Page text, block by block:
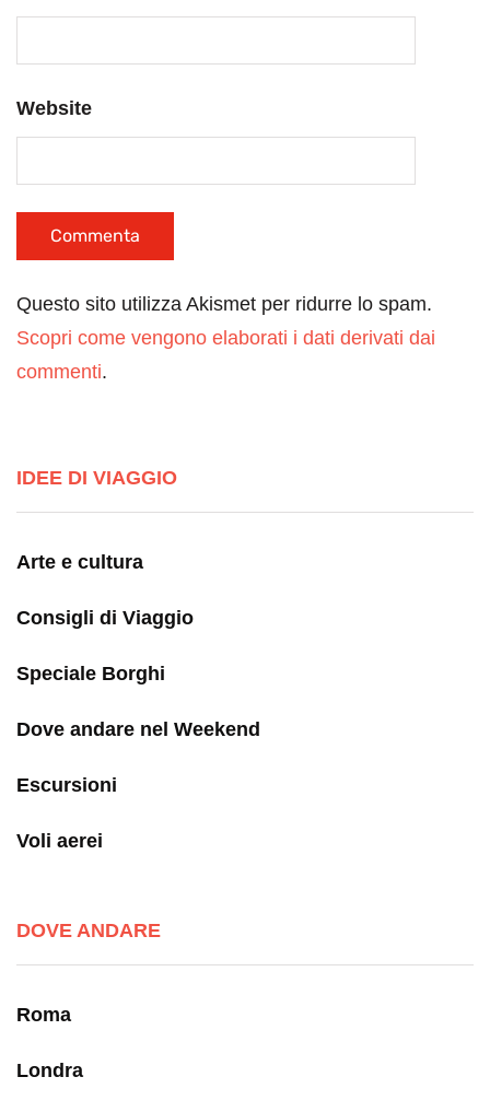
Website
Questo sito utilizza Akismet per ridurre lo spam.
Scopri come vengono elaborati i dati derivati dai
commenti.
IDEE DI VIAGGIO
Arte e cultura
Consigli di Viaggio
Speciale Borghi
Dove andare nel Weekend
Escursioni
Voli aerei
DOVE ANDARE
Roma
Londra